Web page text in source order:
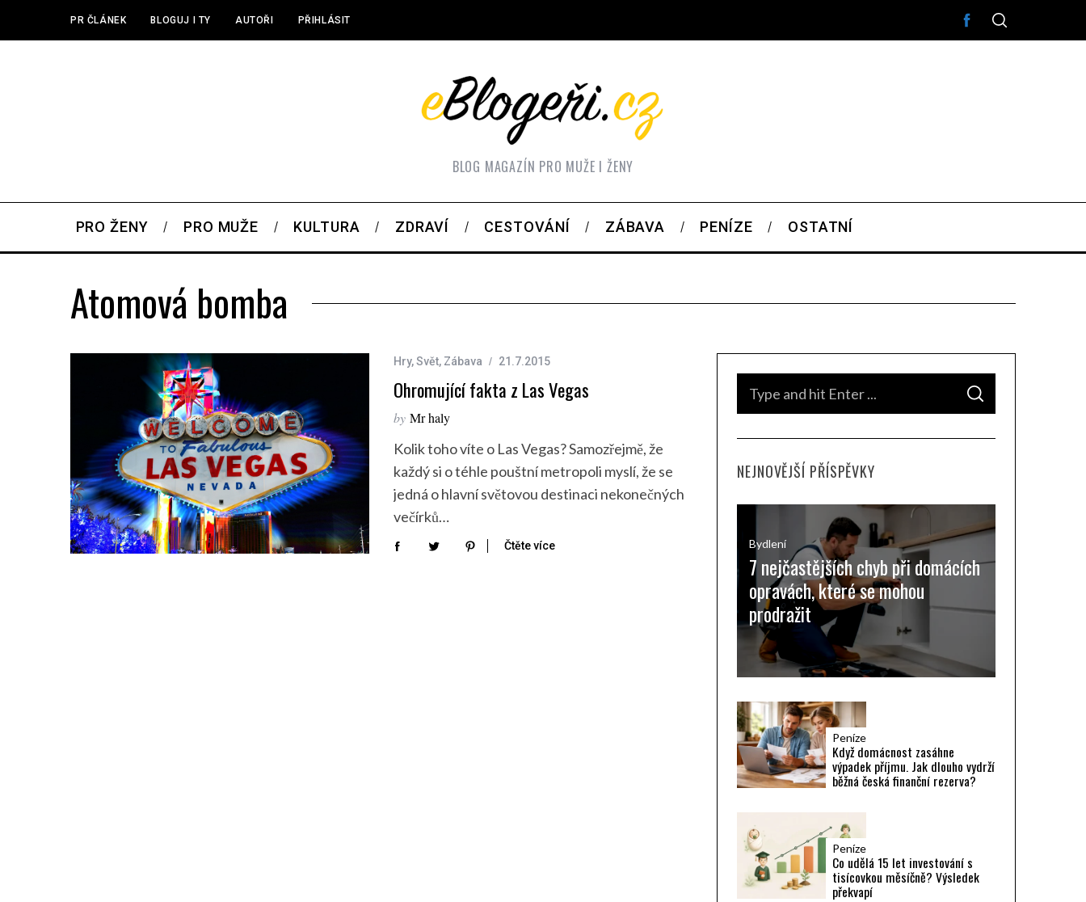
PR ČLÁNEK BLOGUJ I TY AUTOŘI PŘIHLÁSIT
BLOG MAGAZÍN PRO MUŽE I ŽENY
PRO ŽENY PRO MUŽE KULTURA ZDRAVÍ CESTOVÁNÍ ZÁBAVA PENÍZE OSTATNÍ
Atomová bomba
Hry,Svět, Zábava 21.7.2015
Ohromující fakta z Las Vegas
by Mr haly
Kolik toho víte o Las Vegas? Samozřejmě, že
každý si o téhle pouštní metropoli myslí, že se
jedná o hlavní světovou destinaci nekonečných
večírků…
Čtěte více
c
S
A
C
NEJNOVĚJŠÍ PŘÍSPĚVKY
Bydlení
7 nejčastějších chyb při domácích
opravách, které se mohou
prodražit
Peníze
Když domácnost zasáhne
výpadek příjmu. Jak dlouho vydrží
běžná česká finanční rezerva?
Peníze
Co udělá 15 let investování s
tisícovkou měsíčně? Výsledek
překvapí